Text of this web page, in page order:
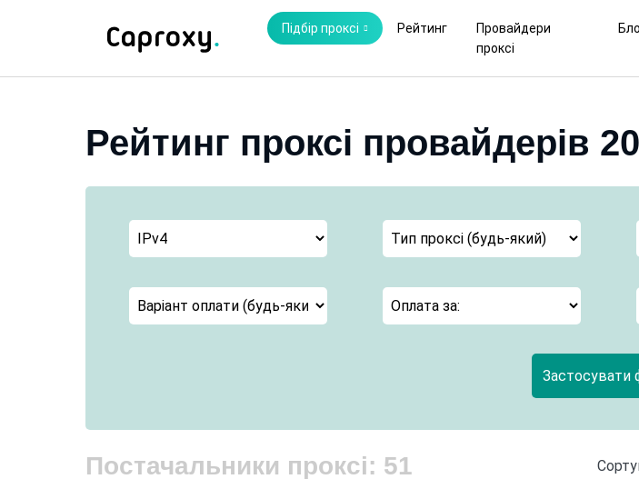
Підбір проксі Рейтинг
Провайдери
проксі
Рейтинг проксі провайдерів
Застосувати
Постачальники проксі: 51